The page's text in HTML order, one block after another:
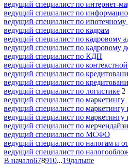
ведущий специалист по интернет-
ведущий специалист по
ведущий специалист по
ведущий специалист по кадрам
ведущий специалист по кадровому
ведущий специалист по кадровому
ведущий специалист по КДП
ведущий специалист по
ведущий специалист по
ведущий специалист по
ведущий специалист по логистике 2
ведущий специалист по маркетингу
ведущий специалист по маркетингу
ведущий специалист по маркетингу
ведущий специалист по
ведущий специалист по МСФО
ведущий специалист по налогам и
ведущий специалист по
В начало678910...19дальше